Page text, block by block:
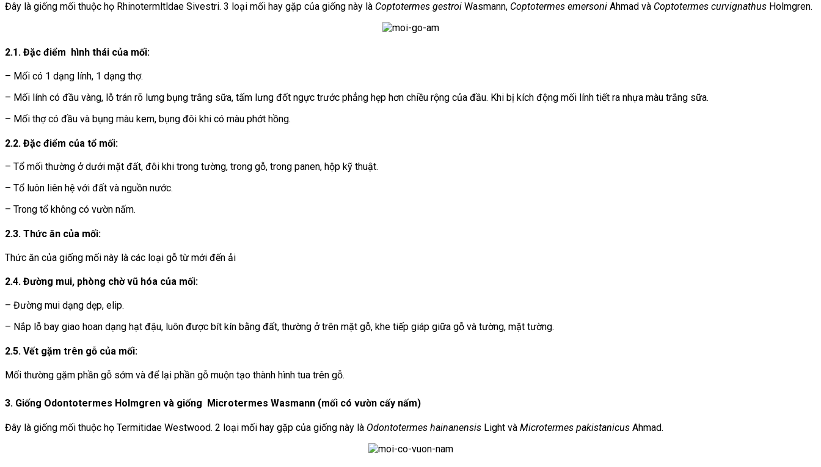
Đây là giống mối thuộc họ Rhinotermltldae Sivestri. 3 loại mối hay gặp của giống này là Coptotermes gestroi Wasmann, Coptotermes emersoni Ahmad và Coptotermes curvignathus Holmgren.
2.1. Đặc điểm hình thái của mối:
– Mối có 1 dạng lính, 1 dạng thợ.
– Mối lính có đầu vàng, lỗ trán rõ lưng bụng trắng sữa, tấm lưng đốt ngực trước phẳng hẹp hơn chiều rộng của đầu. Khi bị kích động mối lính tiết ra nhựa màu trắng sữa.
– Mối thợ có đầu và bụng màu kem, bụng đôi khi có màu phớt hồng.
2.2. Đặc điểm của tổ mối:
– Tổ mối thường ở dưới mặt đất, đôi khi trong tường, trong gỗ, trong panen, hộp kỹ thuật.
– Tổ luôn liên hệ với đất và nguồn nước.
– Trong tổ không có vườn nấm.
2.3. Thức ăn của mối:
Thức ăn của giống mối này là các loại gỗ từ mới đến ải
2.4. Đường mui, phòng chờ vũ hóa của mối:
– Đường mui dạng dẹp, elip.
– Nắp lỗ bay giao hoan dạng hạt đậu, luôn được bít kín bằng đất, thường ở trên mặt gỗ, khe tiếp giáp giữa gỗ và tường, mặt tường.
2.5. Vết gặm trên gỗ của mối:
Mối thường gặm phần gỗ sớm và để lại phần gỗ muộn tạo thành hình tua trên gỗ.
3. Giống Odontotermes Holmgren và giống Microtermes Wasmann (mối có vườn cấy nấm)
Đây là giống mối thuộc họ Termitidae Westwood. 2 loại mối hay gặp của giống này là Odontotermes hainanensis Light và Microtermes pakistanicus Ahmad.